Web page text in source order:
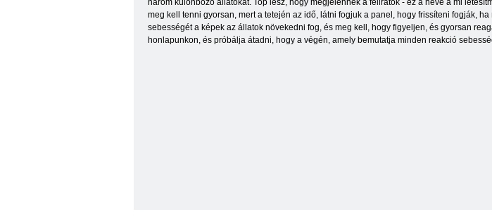
Backgammon klasszikus
három különböző állatokat. Top lesz, hogy megjelennek a feliratok - ez a neve a mi
meg kell tenni gyorsan, mert a tetején az idő, látni fogjuk a panel, hogy frissíteni fogják,
sebességét a képek az állatok növekedni fog, és meg kell, hogy figyeljen, és gyorsan
honlapunkon, és próbálja átadni, hogy a végén, amely bemutatja minden reakció